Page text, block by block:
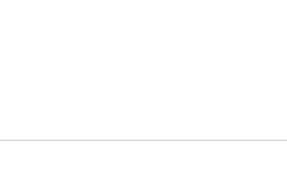
숨진 채 발견
한일전
위, 열대야 계속[다음주
의 기회로 삼겠다"
과 걱정 안겨드려 죄송"